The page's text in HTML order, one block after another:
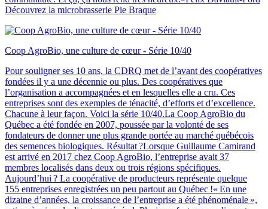
Découvrez la microbrasserie Pie Braque
Coop AgroBio, une culture de cœur - Série 10/40
Pour souligner ses 10 ans, la CDRQ met de l’avant des coopératives
fondées il y a une décennie ou plus. Des coopératives que
l’organisation a accompagnées et en lesquelles elle a cru. Ces
entreprises sont des exemples de ténacité, d’efforts et d’excellence.
Chacune à leur façon. Voici la série 10/40.La Coop AgroBio du
Québec a été fondée en 2007, poussée par la volonté de ses
fondateurs de donner une plus grande portée au marché québécois
des semences biologiques. Résultat ?Lorsque Guillaume Camirand
est arrivé en 2017 chez Coop AgroBio, l’entreprise avait 37
membres localisés dans deux ou trois régions spécifiques.
Aujourd’hui ? La coopérative de producteurs représente quelque
155 entreprises enregistrées un peu partout au Québec !« En une
dizaine d’années, la croissance de l’entreprise a été phénoménale »,